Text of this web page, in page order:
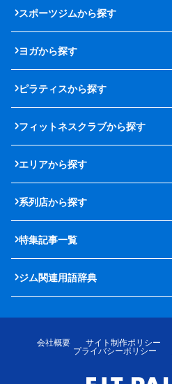
スポーツジムから探す
ヨガから探す
ピラティスから探す
フィットネスクラブから探す
エリアから探す
系列店から探す
特集記事一覧
ジム関連用語辞典
会社概要 サイト制作ポリシー
プライバシーポリシー